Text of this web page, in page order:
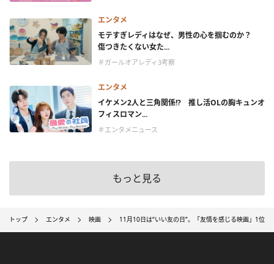
エンタメ
モテすぎレディはなぜ、男性の心を掴むのか？
傷つきたくない女た...
＃ガールオアレディ3考察
エンタメ
イケメン2人と三角関係!? 推し活OLの胸キュンオ
フィスロマン...
＃エンタメニュース
もっと見る
トップ エンタメ 映画 11月10日は“いい友の日”。「友情を感じる映画」1位に